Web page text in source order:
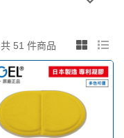
共 51 件商品